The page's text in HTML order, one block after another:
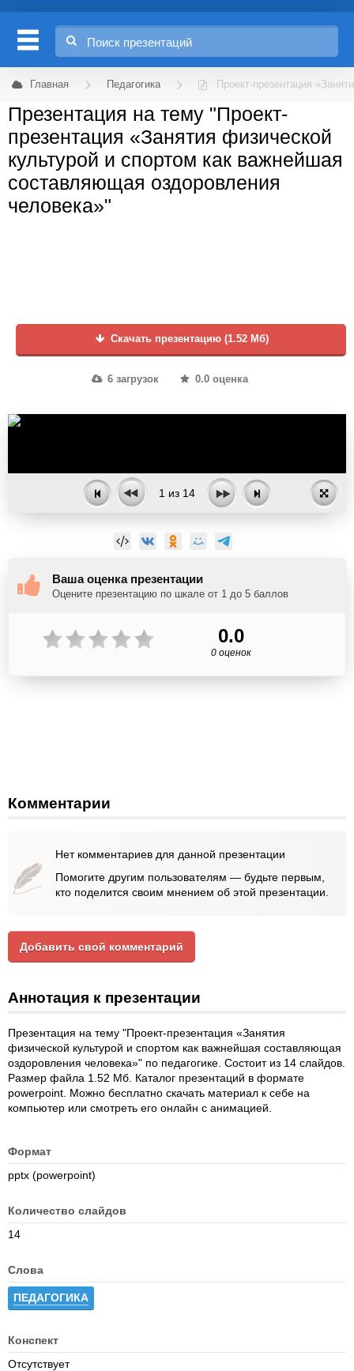
Главная Педагогика Проект-презентация
Презентация на тему "Проект-
презентация «Занятия физической
культурой и спортом как важнейшая
составляющая оздоровления
человека»"
Скачать презентацию (1.52 Мб)
6 загрузок 0.0 оценка
1 из 14
Ваша оценка презентации
Оцените презентацию по шкале от 1 до 5 баллов
0.0
0 оценок
Комментарии
Нет комментариев для данной презентации
Помогите другим пользователям — будьте первым,
кто поделится своим мнением об этой презентации.
Добавить свой комментарий
Аннотация к презентации
Презентация на тему "Проект-презентация «Занятия
физической культурой и спортом как важнейшая составляющая
оздоровления человека»" по педагогике. Состоит из 14 слайдов.
Размер файла 1.52 Мб. Каталог презентаций в формате
powerpoint. Можно бесплатно скачать материал к себе на
компьютер или смотреть его онлайн с анимацией.
Формат
pptx (powerpoint)
Количество слайдов
14
Слова
ПЕДАГОГИКА
Конспект
Отсутствует